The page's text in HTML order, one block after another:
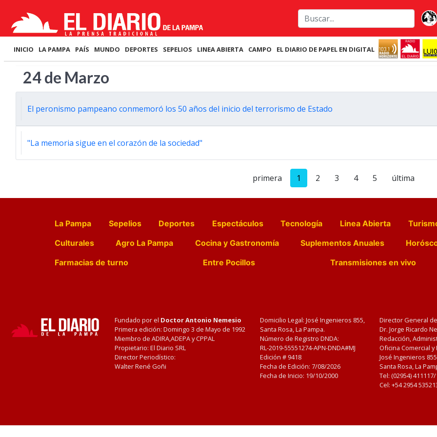
INICIO LA PAMPA PAÍS MUNDO DEPORTES SEPELIOS LINEA ABIERTA CAMPO EL DIARIO DE PAPEL EN DIGITAL
24 de Marzo
El peronismo pampeano conmemoró los 50 años del inicio del terrorismo de Estado
"La memoria sigue en el corazón de la sociedad"
primera 1 2 3 4 5 última
La Pampa Sepelios Deportes Espectáculos Tecnología Linea Abierta
Culturales
Agro La Pampa Cocina y Gastronomía Suplementos Anuales
Farmacias de turno
Entre Pocillos Transmisiones en vivo
Fundado por el Doctor Antonio Nemesio
Primera edición: Domingo 3 de Mayo de 1992
Miembro de ADIRA,ADEPA y CPPAL
Propietario: El Diario SRL
Director Periodístico:
Walter René Goñi
Domicilio Legal: José Ingenieros 855,
Santa Rosa, La Pampa.
Número de Registro DNDA:
RL-2019-55551274-APN-DNDA#MJ
Edición # 9418
Fecha de Edición: 7/08/2026
Fecha de Inicio: 19/10/2000
Director General
Dr. Jorge Ricardo
Redacción,
Oficina Comercial
José Ingenieros
Santa Rosa, La
Tel: (02954)
Cel: +54 2954